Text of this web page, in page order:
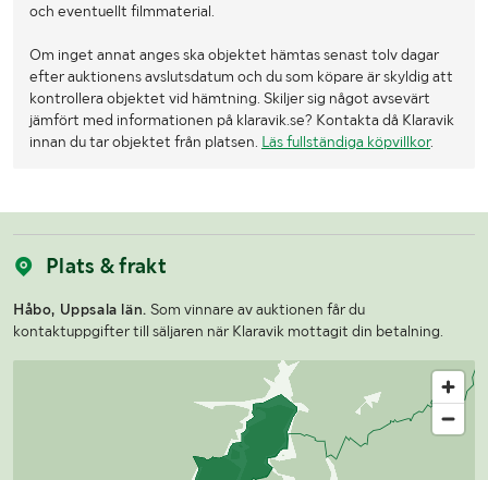
och eventuellt filmmaterial.
Om inget annat anges ska objektet hämtas senast tolv dagar
efter auktionens avslutsdatum och du som köpare är skyldig att
kontrollera objektet vid hämtning. Skiljer sig något avsevärt
jämfört med informationen på klaravik.se? Kontakta då Klaravik
innan du tar objektet från platsen. Läs fullständiga köpvillkor.
Plats & frakt
Håbo, Uppsala län. Som vinnare av auktionen får du
kontaktuppgifter till säljaren när Klaravik mottagit din betalning.